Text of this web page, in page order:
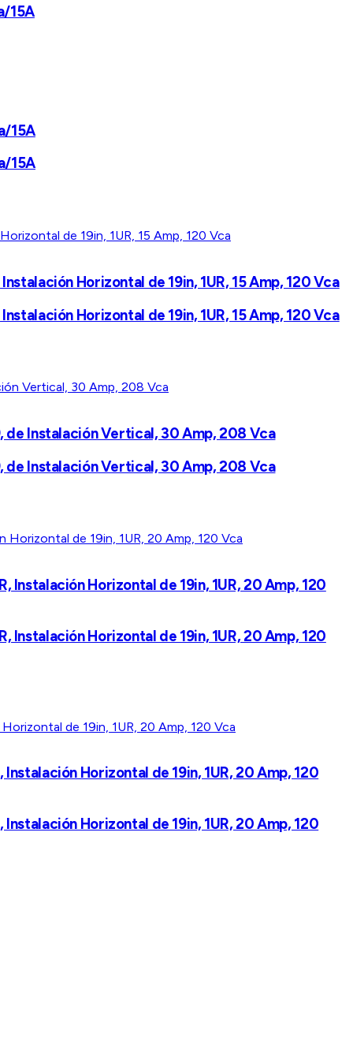
15A
15A
15A
Horizontal de 19in, 1UR, 15 Amp, 120 Vca
Horizontal de 19in, 1UR, 15 Amp, 120 Vca
de Instalación Vertical, 30 Amp, 208 Vca
de Instalación Vertical, 30 Amp, 208 Vca
Instalación Horizontal de 19in, 1UR, 20 Amp, 120
Instalación Horizontal de 19in, 1UR, 20 Amp, 120
Horizontal de 19in, 1UR, 20 Amp, 120
Horizontal de 19in, 1UR, 20 Amp, 120